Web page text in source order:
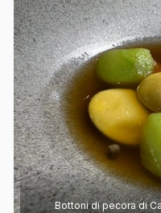
Bottoni di pecora di